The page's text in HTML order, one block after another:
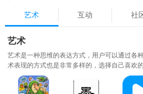
艺术 互动 社
艺术
艺术是一种思维的表达方式，用户可以通过各
术表现的方式也是非常多样的，选择自己喜欢